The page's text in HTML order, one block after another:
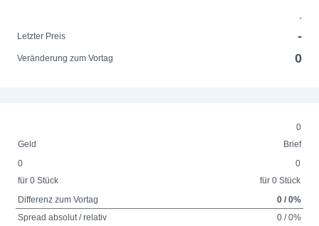
-
Letzter Preis
-
Veränderung zum Vortag 0
0
Geld
Brief
0
für 0 Stück
0
für 0 Stück
Differenz zum Vortag
0 / 0%
Spread absolut / relativ
0 / 0%